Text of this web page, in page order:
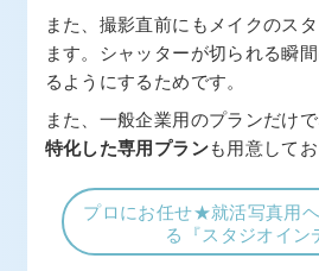
また、撮影直前にもメイクのス
ます。シャッターが切られる瞬
るようにするためです。
また、一般企業用のプランだけで
特化した専用プランも用意してお
プロにお任せ★就活写真用
る『スタジオイン